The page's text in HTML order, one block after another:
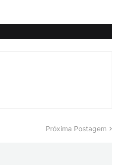
Próxima Postagem